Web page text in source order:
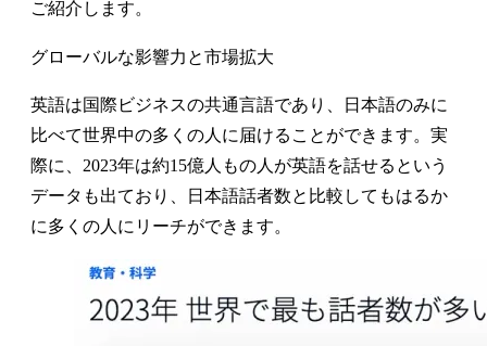
ご紹介します。
グローバルな影響力と市場拡大
英語は国際ビジネスの共通言語であり、日本語のみに
比べて世界中の多くの人に届けることができます。実
際に、2023年は約15億人もの人が英語を話せるという
データも出ており、日本語話者数と比較してもはるか
に多くの人にリーチができます。